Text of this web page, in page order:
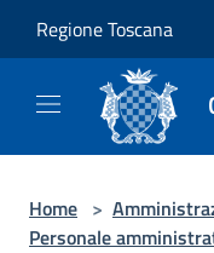
Regione Toscana
Home >
Personale